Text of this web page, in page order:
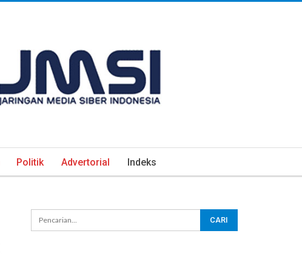
Politik Advertorial Indeks